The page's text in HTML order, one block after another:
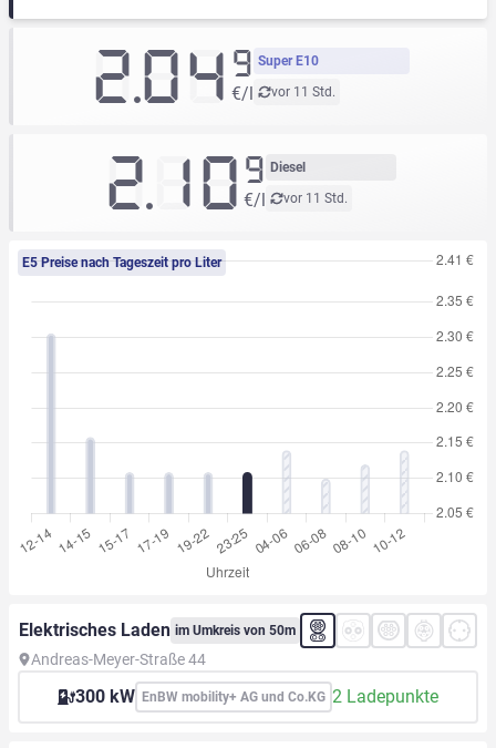
Super E10
vor 11 Std.
2.04 9
€/l
Diesel
vor 11 Std.
2.109
€/l
E5 Preise nach Tageszeit pro Liter
Elektrisches Laden im Umkreis von 50m
Andreas-Meyer-Straße 44
300 kW EnBW mobility+ AG und Co.KG 2 Ladepunkte